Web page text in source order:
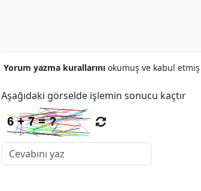
Yorum yazma kurallarını okumuş ve kabul etmiş
Aşağıdaki görselde işlemin sonucu kaçtır